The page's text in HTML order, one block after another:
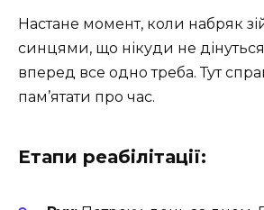
Настане момент, коли набряк
синцями, що нікуди не
вперед все одно треба. Тут
пам’ятати про час.
Етапи реабілітації: